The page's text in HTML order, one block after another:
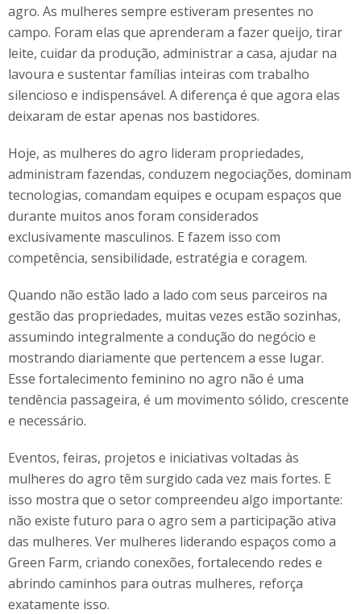
agro. As mulheres sempre estiveram presentes no
campo. Foram elas que aprenderam a fazer queijo, tirar
leite, cuidar da produção, administrar a casa, ajudar na
lavoura e sustentar famílias inteiras com trabalho
silencioso e indispensável. A diferença é que agora elas
deixaram de estar apenas nos bastidores.
Hoje, as mulheres do agro lideram propriedades,
administram fazendas, conduzem negociações, dominam
tecnologias, comandam equipes e ocupam espaços que
durante muitos anos foram considerados
exclusivamente masculinos. E fazem isso com
competência, sensibilidade, estratégia e coragem.
Quando não estão lado a lado com seus parceiros na
gestão das propriedades, muitas vezes estão sozinhas,
assumindo integralmente a condução do negócio e
mostrando diariamente que pertencem a esse lugar.
Esse fortalecimento feminino no agro não é uma
tendência passageira, é um movimento sólido, crescente
e necessário.
Eventos, feiras, projetos e iniciativas voltadas às
mulheres do agro têm surgido cada vez mais fortes. E
isso mostra que o setor compreendeu algo importante:
não existe futuro para o agro sem a participação ativa
das mulheres. Ver mulheres liderando espaços como a
Green Farm, criando conexões, fortalecendo redes e
abrindo caminhos para outras mulheres, reforça
exatamente isso.